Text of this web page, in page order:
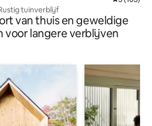
tuinverblijf
van thuis en geweldige
voor langere verblijven